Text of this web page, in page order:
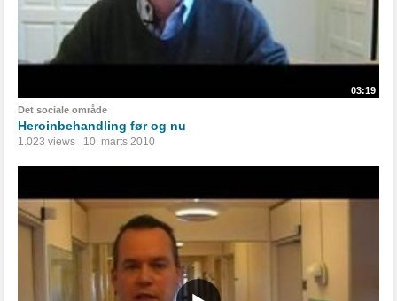
03:19
Det sociale område
Heroinbehandling før og nu
1.023 views 10. marts 2010